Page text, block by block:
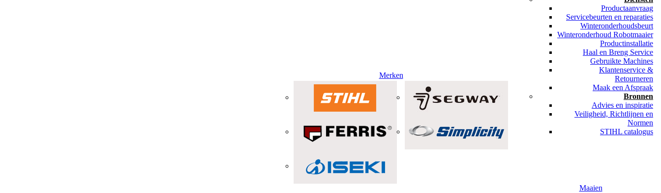
Merken
Productaanvraag
Servicebeurten en reparaties
Winteronderhoudsbeurt
Winteronderhoud Robotmaaier
Productinstallatie
Haal en Breng Service
Gebruikte Machines
Klantenservice &
Retourneren
Maak een Afspraak
Bronnen
Advies en inspiratie
Veiligheid, Richtlijnen en
Normen
STIHL catalogus
Maaien